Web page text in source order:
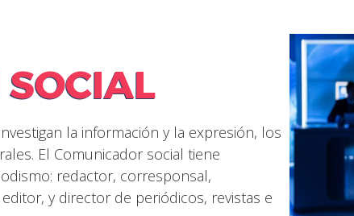
la información y la expresión, los
El Comunicador social tiene
redactor, corresponsal,
y director de periódicos, revistas e